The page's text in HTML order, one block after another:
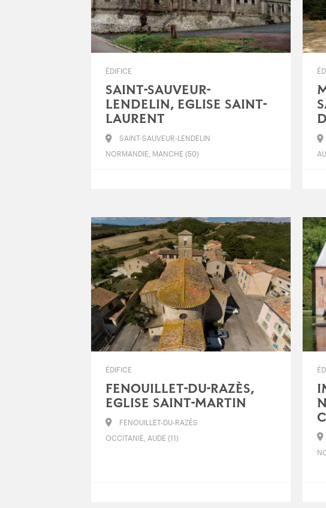
ÉDIFICE
SAINT-SAUVEUR-
LENDELIN, EGLISE SAINT-
LAURENT
SAINT-SAUVEUR-LENDELIN
NORMANDIE, MANCHE (50)
ÉDIFICE
FENOUILLET-DU-RAZÈS,
EGLISE SAINT-MARTIN
FENOUILLET-DU-RAZÈS
OCCITANIE, AUDE (11)